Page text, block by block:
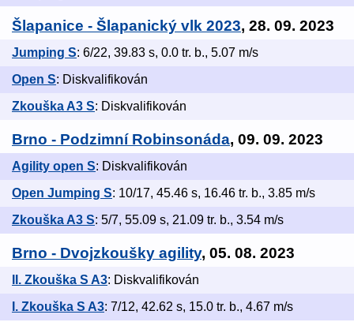
Šlapanice - Šlapanický vlk 2023, 28. 09. 2023
Jumping S: 6/22, 39.83 s, 0.0 tr. b., 5.07 m/s
Open S: Diskvalifikován
Zkouška A3 S: Diskvalifikován
Brno - Podzimní Robinsonáda, 09. 09. 2023
Agility open S: Diskvalifikován
Open Jumping S: 10/17, 45.46 s, 16.46 tr. b., 3.85 m/s
Zkouška A3 S: 5/7, 55.09 s, 21.09 tr. b., 3.54 m/s
Brno - Dvojzkoušky agility, 05. 08. 2023
II. Zkouška S A3: Diskvalifikován
I. Zkouška S A3: 7/12, 42.62 s, 15.0 tr. b., 4.67 m/s